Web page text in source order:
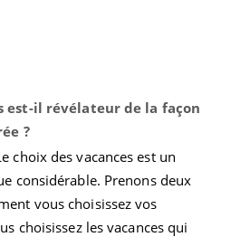
est-il révélateur de la façon
?
choix des vacances est un
considérable. Prenons deux
vous choisissez vos
choisissez les vacances qui